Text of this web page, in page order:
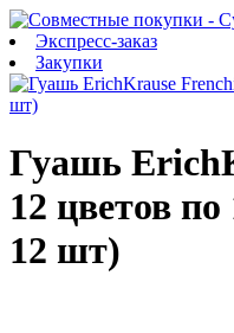
Экспресс-заказ
Закупки
Гуашь
12 цветов
12 шт)